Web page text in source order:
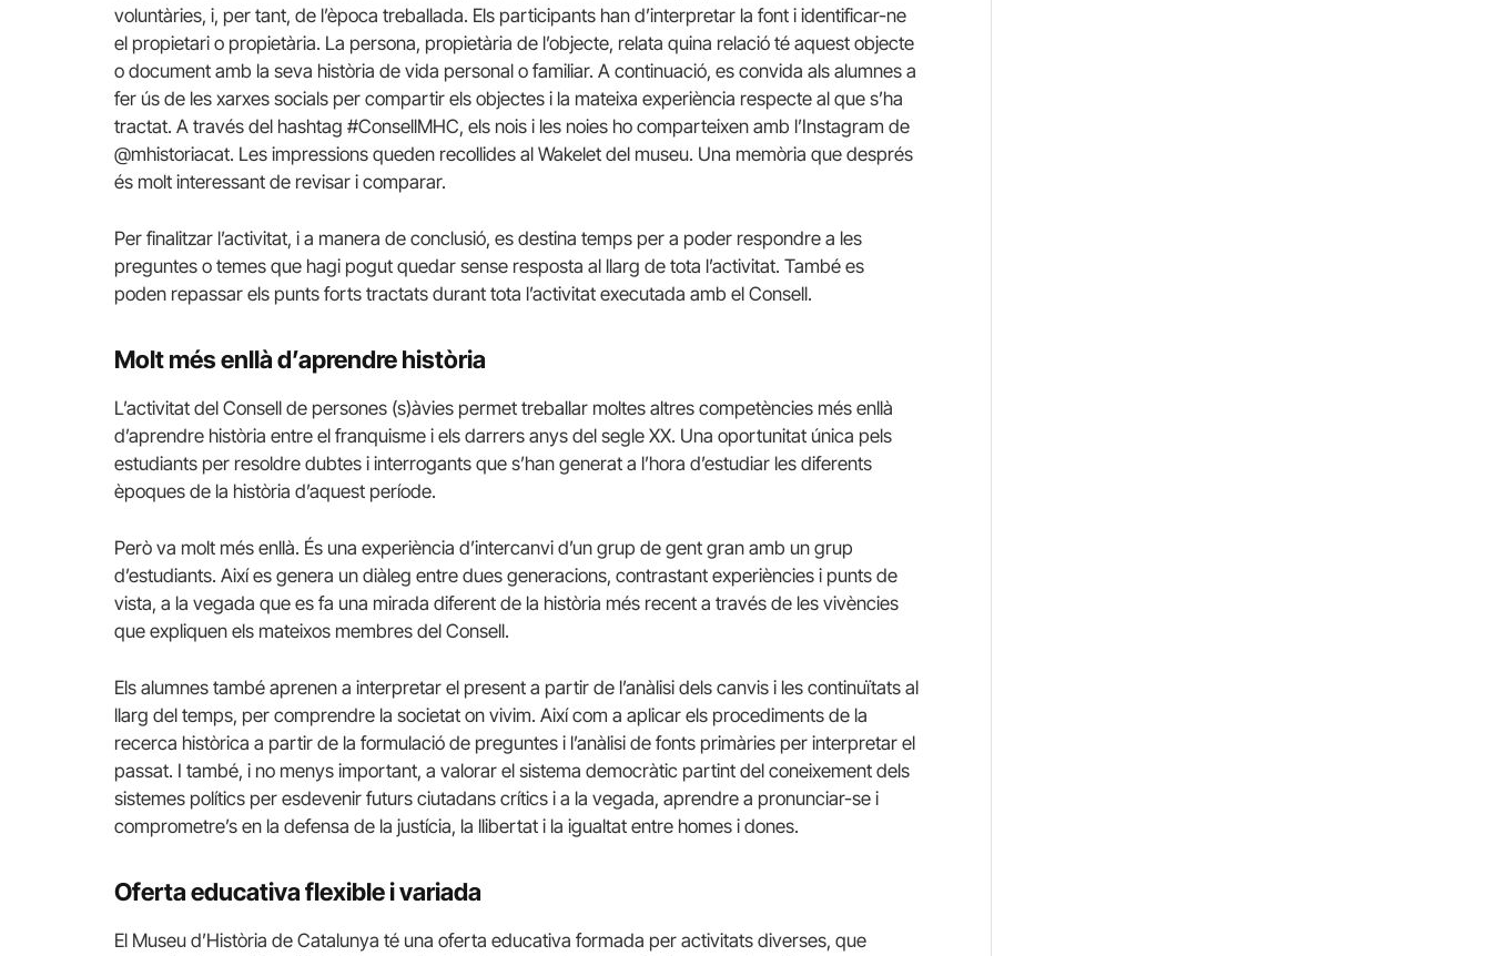
voluntàries, i, per tant, de l’època treballada. Els participants han d’interpretar la font i identificar-ne
el propietari o propietària. La persona, propietària de l’objecte, relata quina relació té aquest objecte
o document amb la seva història de vida personal o familiar. A continuació, es convida als alumnes a
fer ús de les xarxes socials per compartir els objectes i la mateixa experiència respecte al que s’ha
tractat. A través del hashtag #ConsellMHC, els nois i les noies ho comparteixen amb l’Instagram de
@mhistoriacat. Les impressions queden recollides al Wakelet del museu. Una memòria que després
és molt interessant de revisar i comparar.
Per finalitzar l’activitat, i a manera de conclusió, es destina temps per a poder respondre a les
preguntes o temes que hagi pogut quedar sense resposta al llarg de tota l’activitat. També es
poden repassar els punts forts tractats durant tota l’activitat executada amb el Consell.
Molt més enllà d’aprendre història
L’activitat del Consell de persones (s)àvies permet treballar moltes altres competències més enllà
d’aprendre història entre el franquisme i els darrers anys del segle XX. Una oportunitat única pels
estudiants per resoldre dubtes i interrogants que s’han generat a l’hora d’estudiar les diferents
èpoques de la història d’aquest període.
Però va molt més enllà. És una experiència d’intercanvi d’un grup de gent gran amb un grup
d’estudiants. Així es genera un diàleg entre dues generacions, contrastant experiències i punts de
vista, a la vegada que es fa una mirada diferent de la història més recent a través de les vivències
que expliquen els mateixos membres del Consell.
Els alumnes també aprenen a interpretar el present a partir de l’anàlisi dels canvis i les continuïtats al
llarg del temps, per comprendre la societat on vivim. Així com a aplicar els procediments de la
recerca històrica a partir de la formulació de preguntes i l’anàlisi de fonts primàries per interpretar el
passat. I també, i no menys important, a valorar el sistema democràtic partint del coneixement dels
sistemes polítics per esdevenir futurs ciutadans crítics i a la vegada, aprendre a pronunciar-se i
comprometre’s en la defensa de la justícia, la llibertat i la igualtat entre homes i dones.
Oferta educativa flexible i variada
El Museu d’Història de Catalunya té una oferta educativa formada per activitats diverses, que